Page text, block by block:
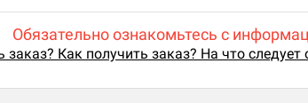
Обязательно ознакомьтесь с
Как получить заказ? На что следует